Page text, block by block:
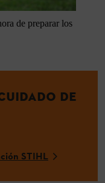
de preparar los
DE
STIHL